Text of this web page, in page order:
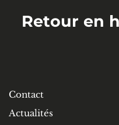
Retour en
Contact
Actualités